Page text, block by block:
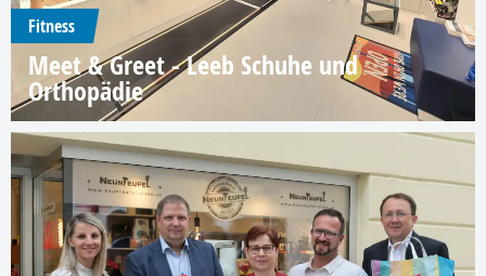
Fitness
Meet & Greet - Leeb Schuhe und
Orthopädie